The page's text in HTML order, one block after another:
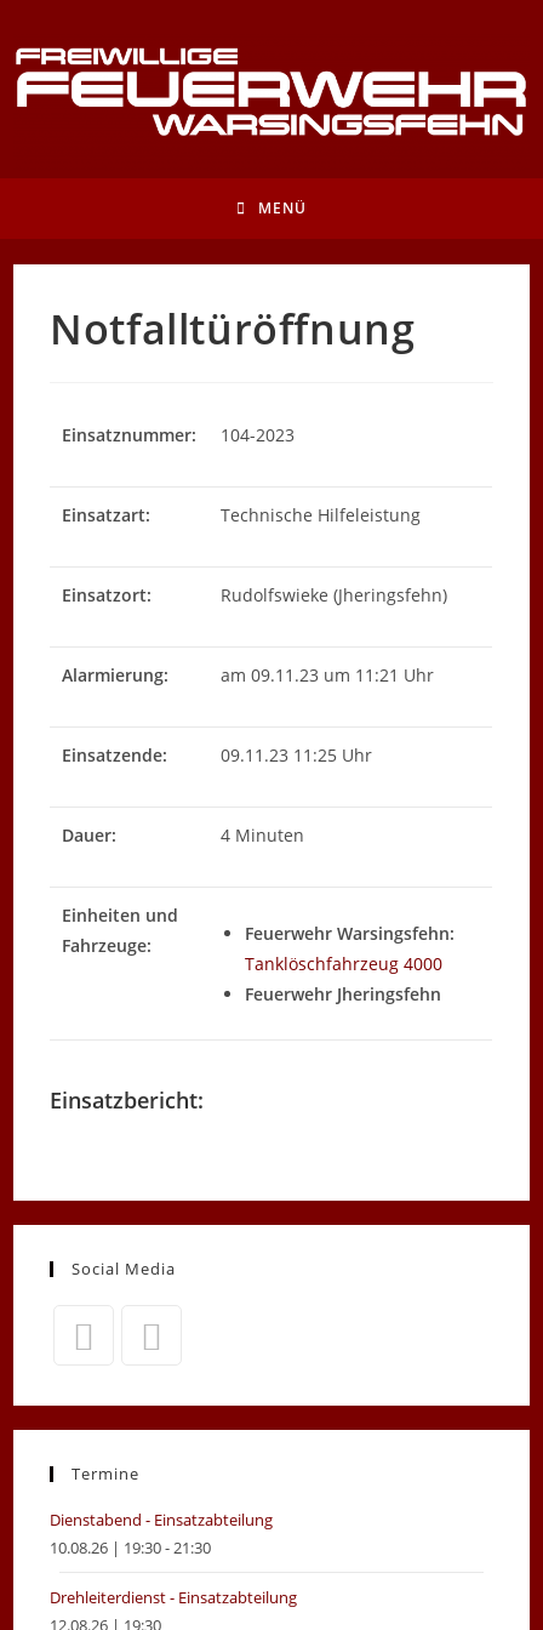
Inhalt
springen
MENÜ
Notfalltüröffnung
Einsatznummer: 104-2023
Einsatzart: Technische Hilfeleistung
Einsatzort: Rudolfswieke (Jheringsfehn)
Alarmierung: am 09.11.23 um 11:21 Uhr
Einsatzende: 09.11.23 11:25 Uhr
Dauer: 4 Minuten
Einheiten und
Fahrzeuge:
Feuerwehr Warsingsfehn:
Tanklöschfahrzeug 4000
Feuerwehr Jheringsfehn
Einsatzbericht:
Social Media
in
new
in
new
Termine
Dienstabend - Einsatzabteilung
10.08.26 | 19:30 - 21:30
Drehleiterdienst - Einsatzabteilung
12.08.26 | 19:30